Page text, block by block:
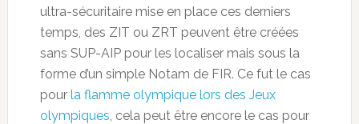
ultra-sécuritaire mise en place ces derniers
temps, des ZIT ou ZRT peuvent être créées
sans SUP-AIP pour les localiser mais sous la
forme d’un simple Notam de FIR. Ce fut le cas
pour la flamme olympique lors des Jeux
olympiques , cela peut être encore le cas pour